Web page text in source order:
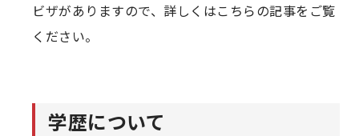
ビザがありますので、詳しくはこちらの記事をご覧
ください。
学歴について